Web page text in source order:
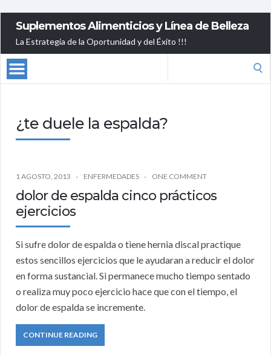
Suplementos Alimenticios y Línea de Belleza
La Estrategia de la Oportunidad y del Éxito !!!
¿te duele la espalda?
1 AGOSTO, 2013 ENFERMEDADES ONE COMMENT
dolor de espalda cinco prácticos
ejercicios
Si sufre dolor de espalda o tiene hernia discal practique
estos sencillos ejercicios que le ayudaran a reducir el dolor
en forma sustancial. Si permanece mucho tiempo sentado
o realiza muy poco ejercicio hace que con el tiempo, el
dolor de espalda se incremente.
CONTINUE READING